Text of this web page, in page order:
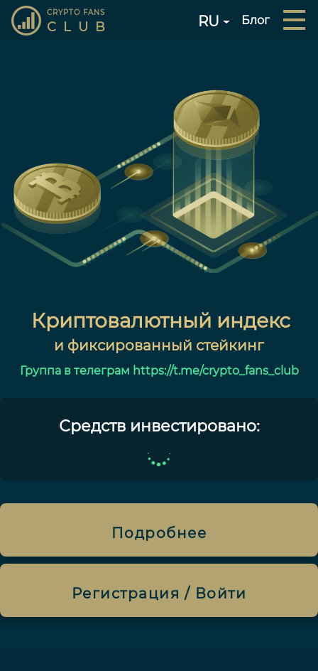
CRYPTO FANS
CLUB RU Блог
Криптовалютный индекс
и фиксированный стейкинг
Группа в телеграм https://t.me/crypto_fans_club
Средств инвестировано:
Подробнее
Регистрация / Войти